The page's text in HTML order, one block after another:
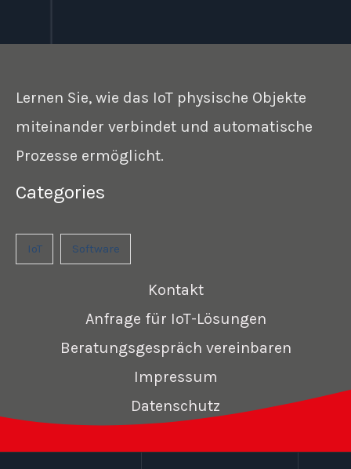
Lernen Sie, wie das IoT physische Objekte
miteinander verbindet und automatische
Prozesse ermöglicht.
Categories
IoT Software
Kontakt
Anfrage für IoT-Lösungen
Beratungsgespräch vereinbaren
Impressum
Datenschutz